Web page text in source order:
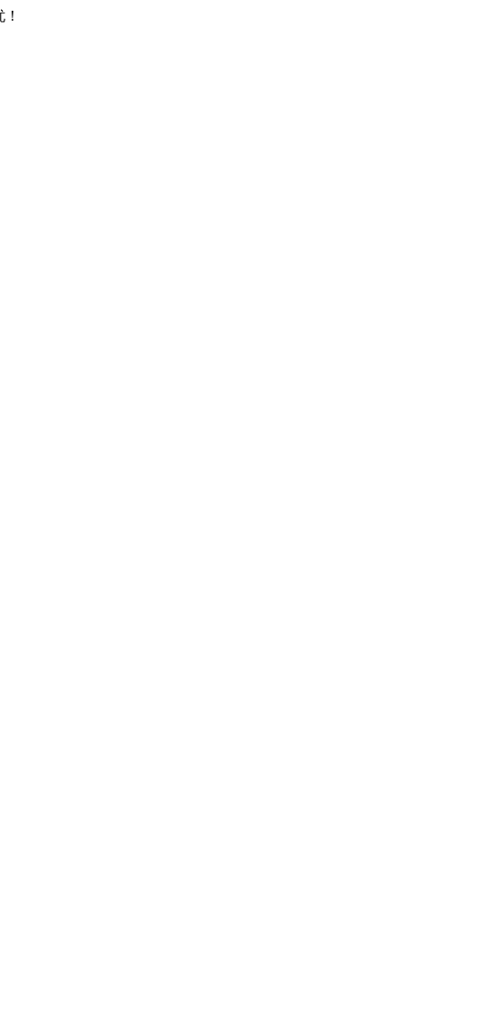
您解决后顾之忧！